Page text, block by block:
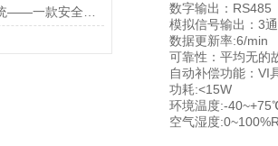
数字输出：RS485
模拟信号输出：3通
数据更新率:6/min
可靠性：平均无的
自动补偿功能：VI具
功耗:<15W
环境温度:-
空气湿度